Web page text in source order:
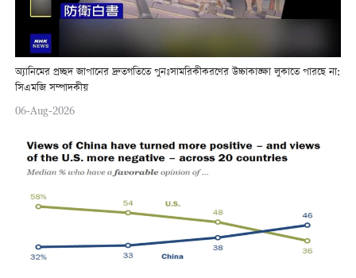
অ্যানিমের প্রচ্ছদ জাপানের দ্রুতগতিতে পুনঃসামরিকীকরণের উচ্চাকাঙ্ক্ষা লুকাতে পারছে না:
সিএমজি সম্পাদকীয়
06-Aug-2026